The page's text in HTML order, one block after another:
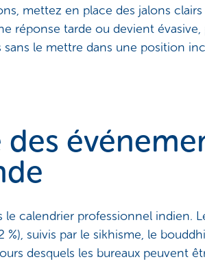
mettez en place des jalons
réponse tarde ou devient
le mettre dans une position
calendrier professionnel indien.
suivis par le sikhisme, le
desquels les bureaux peuvent